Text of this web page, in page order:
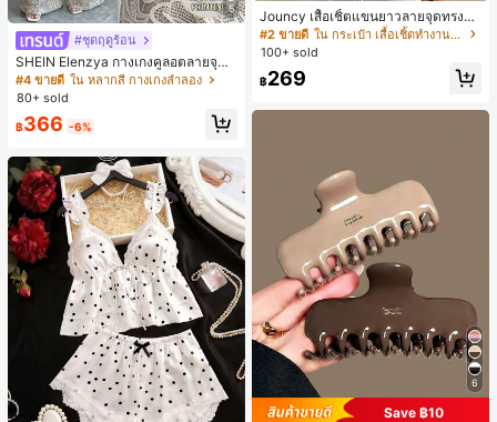
5
#ชุดฤดูร้อน
SHEIN Elenzya กางเกงคูลอตลายจุดเ
อวสูงแบบใหม่สำหรับฤดูใบไม้ผลิ/ฤดูร้อ
น, สไตล์หรูหราเหมาะสำหรับใส่ในชีวิต
ทจสำหรับฤดูรับปริญญา, เทศกาลดนตร
#4 ขายดี ใน หลากสี กางเกงลำลอง
80+ sold
฿366 -6%
Jouncy เสื้อเชิ้ตแขนยาวลายจุดทรงหล
วมสำหรับผู้หญิง
#2 ขายดี
ใน กระเป๋า เสื้อเชิ้ตทำงานมีกระเป๋า
100+ sold
฿269
6
Save ฿10